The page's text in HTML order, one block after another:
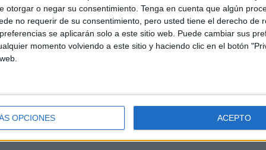
otorgar o negar su consentimiento. Tenga en cuenta que algún
no requerir de su consentimiento, pero usted tiene el derecho de
se aplicarán solo a este sitio web. Puede cambiar sus
momento volviendo a este sitio y haciendo clic en el botón
OPCIONES ACEPTO
la próxima actividad que será el día 5 de
y estamos ultimando los detalles”, ha